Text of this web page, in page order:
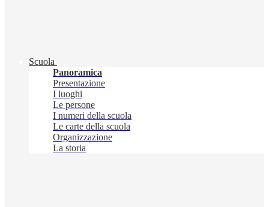
Scuola
Panoramica
Presentazione
I luoghi
Le persone
I numeri della scuola
Le carte della scuola
Organizzazione
La storia